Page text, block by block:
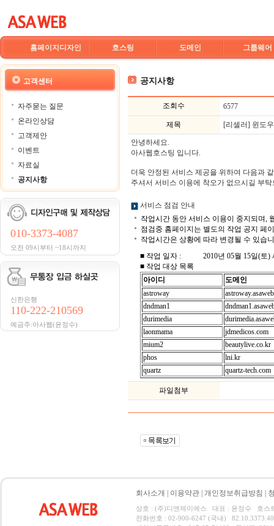
홈페이지디자인 호스팅 도메인 그룹웨어
고객센터
자주묻는 질문
온라인상담
고객제안
이벤트
자료실
공지사항
010-3373-4087
오전 09시부터 ~18시까지
신한은행
110-222-210569
예금주:아사웹(윤정수)
공지사항
조회수 6577
제목 [리셀러] 윈도
안녕하세요.
아사웹호스팅 입니다.
더욱 안정된 서비스 제공을 위하여 다음과
주셔서 서비스 이용에 착오가 없으시길 부
서비스 점검 안내
작업시간 동안 서비스 이용이 중지되며,
점검중 홈페이지는 별도의 작업 공지 페
작업시간은 상황에 따라 변경될 수 있습
■ 작업 일자 :
2010년 05월 15일(토)
■ 작업 대상 목록
아이디
도메인
astroway
dndman1
durimedia
laonmama
jdmedicos.com
mium2
beautylive.co.kr
phos
lni.kr
quartz
quartz-tech.com
파일첨부
회사소개 이용약관 개인정보취급방침
상호 : (주)디앤제이에스 대표 : 윤정수 호스
전화번호 : 02-900-6247 (국내)